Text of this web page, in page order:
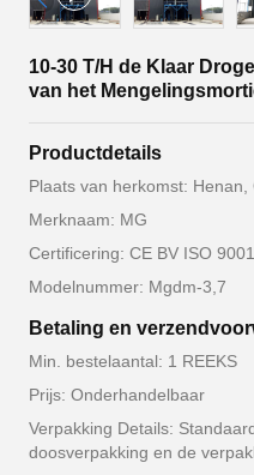
10-30 T/H de Klaar
van het
Productdetails
Plaats van herkomst: Henan,
Merknaam: MG
Certificering: CE BV ISO
Modelnummer: Mgdm-3,7
Betaling en
Min. bestelaantal: 1 REEKS
Prijs: Onderhandelbaar
Verpakking Details:
doosverpakking en de